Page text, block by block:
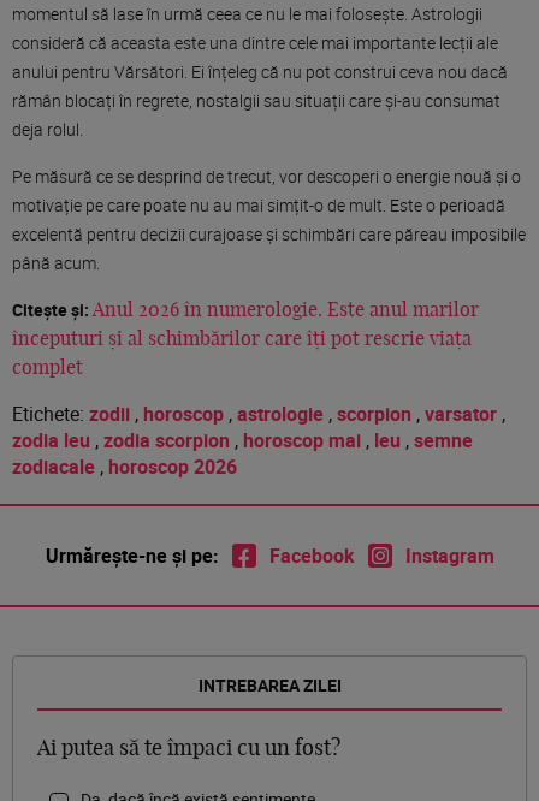
momentul să lase în urmă ceea ce nu le mai folosește. Astrologii
consideră că aceasta este una dintre cele mai importante lecții ale
anului pentru Vărsători. Ei înțeleg că nu pot construi ceva nou dacă
rămân blocați în regrete, nostalgii sau situații care și-au consumat
deja rolul.
Pe măsură ce se desprind de trecut, vor descoperi o energie nouă și o
motivație pe care poate nu au mai simțit-o de mult. Este o perioadă
excelentă pentru decizii curajoase și schimbări care păreau imposibile
până acum.
Citește și: Anul 2026 în numerologie. Este anul marilor
începuturi și al schimbărilor care îți pot rescrie viața
complet
Etichete: zodii , horoscop ,astrologie ,scorpion ,varsator ,
zodia leu ,zodia scorpion , horoscop mai , leu ,semne
zodiacale , horoscop 2026
Urmărește-ne și pe: Facebook Instagram
INTREBAREA ZILEI
Ai putea să te împaci cu un fost?